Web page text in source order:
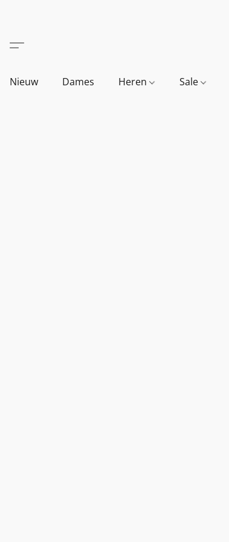
Nieuw Dames Heren Sale